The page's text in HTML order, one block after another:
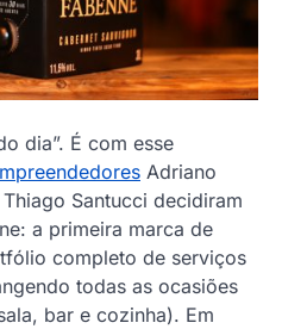
dia”. É com esse
Adriano
Santucci decidiram
a primeira marca de
completo de serviços
todas as ocasiões
bar e cozinha). Em